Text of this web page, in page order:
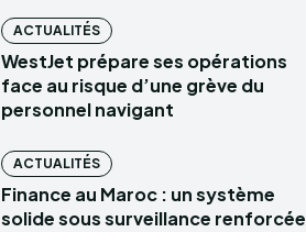
ACTUALITÉS
WestJet prépare ses opérations
face au risque d’une grève du
personnel navigant
ACTUALITÉS
Finance au Maroc : un système
solide sous surveillance renforcée